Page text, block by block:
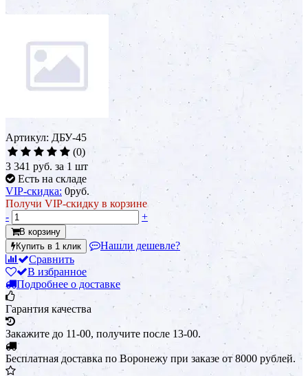
Артикул: ДБУ-45
(0)
3 341 руб. за 1 шт
Есть на складе
VIP-скидка: 0руб.
Получи VIP-скидку в корзине
-
+
В корзину
Купить в 1 клик
Нашли дешевле?
Сравнить
В избранное
Подробнее о доставке
Гарантия качества
Закажите до 11-00, получите после 13-00.
Бесплатная доставка по Воронежу при заказе от 8000 рублей.